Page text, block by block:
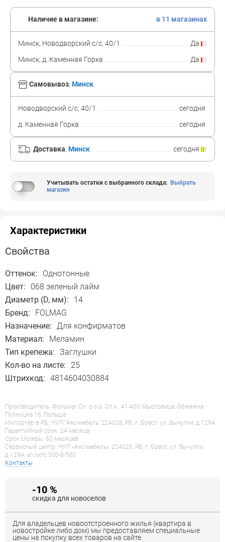
Самовывоз, Минск
Новодворский с/с, 40/1
сегодня
д. Каменная Горка
сегодня
Доставка, Минск сегодня
Наличие в магазине: в 11 магазинах
Минск, Новодворский с/с, 40/1
Да
Минск, д. Каменная Горка
Да
Учитывать остатки с выбранного склада: Выбрать
магазин
Характеристики
Свойства
Оттенок:
Однотонные
Цвет:
068 зеленый лайм
Диаметр (D, мм):
14
Бренд:
FOLMAG
Назначение: Для конфирматов
Материал:
Меламин
Тип крепежа: Заглушки
Кол-во на листе:
25
Штрихкод: 4814604030884
Производитель: Фольмаг Сп. з о.о. Сп.к., 41-400 Мысловице, Обжежна
Пулноцна 16, Польша
Импортер в РБ: ЧУП "Акс-мебель" 224026, РБ, г. Брест, ул. Вычулки, д.129А
Гарантийный срок: 24 месяца
Срок службы: 60 месяцев
Сервисный центр: ЧУП «Акс-мебель», 224026, РБ, г. Брест, ул. Вычулки,
д.129А, a1/мтс 500-8-500
Контакты
-10 %
скидка для новоселов
Для владельцев новоотстроенного жилья (квартира в
новостройке либо дом) мы предоставляем специальные
цены на покупку всех товаров на сайте.